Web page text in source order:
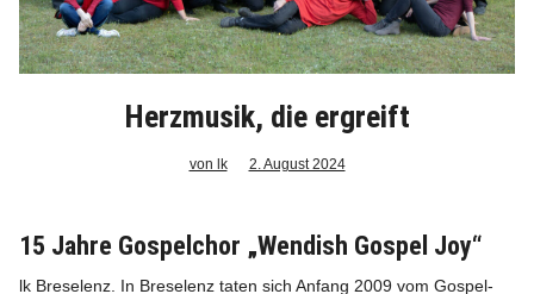
Meine Region Online
Herzmusik, die ergreift
von lk 2. August 2024
15 Jahre Gospelchor „Wendish Gospel Joy“
lk Breselenz. In Breselenz taten sich Anfang 2009 vom Gospel-